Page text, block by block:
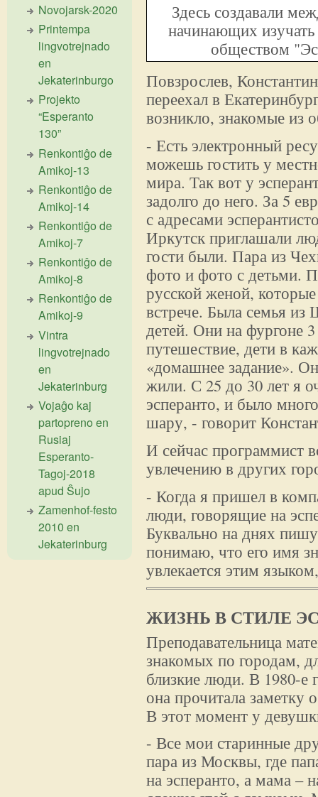
Здесь создавали
начинающих
обществом
Повзрослев,
переехал в
возникло, знакомые из
- Есть электронный
можешь гостить у
мира. Так вот у
задолго до него. За 5
с адресами
Иркутск приглашали
гости были. Пара из
фото и фото с детьми.
русской женой,
встрече. Была семья
детей. Они на фургоне
путешествие, дети в
«домашнее задание».
жили. С 25 до 30 лет я
эсперанто, и было
шару, - говорит
И сейчас программист
увлечению в других
- Когда я пришел в
люди, говорящие на
Буквально на днях
понимаю, что его имя
увлекается этим
ЖИЗНЬ В СТИЛЕ
Преподавательница
знакомых по городам,
близкие люди. В 1980-е
она прочитала заметку
В этот момент у
- Все мои старинные
пара из Москвы, где
на эсперанто, а мама –
Novojarsk-2020
Printempa
lingvotrejnado
en
Jekaterinburgo
Projekto
“Esperanto
130”
Renkontiĝo de
Amikoj-13
Renkontiĝo de
Amikoj-14
Renkontiĝo de
Amikoj-7
Renkontiĝo de
Amikoj-8
Renkontiĝo de
Amikoj-9
Vintra
lingvotrejnado
en
Jekaterinburg
Vojaĝo kaj
partopreno en
Rusiaj
Esperanto-
Tagoj-2018
apud Ŝujo
Zamenhof-festo
2010 en
Jekaterinburg